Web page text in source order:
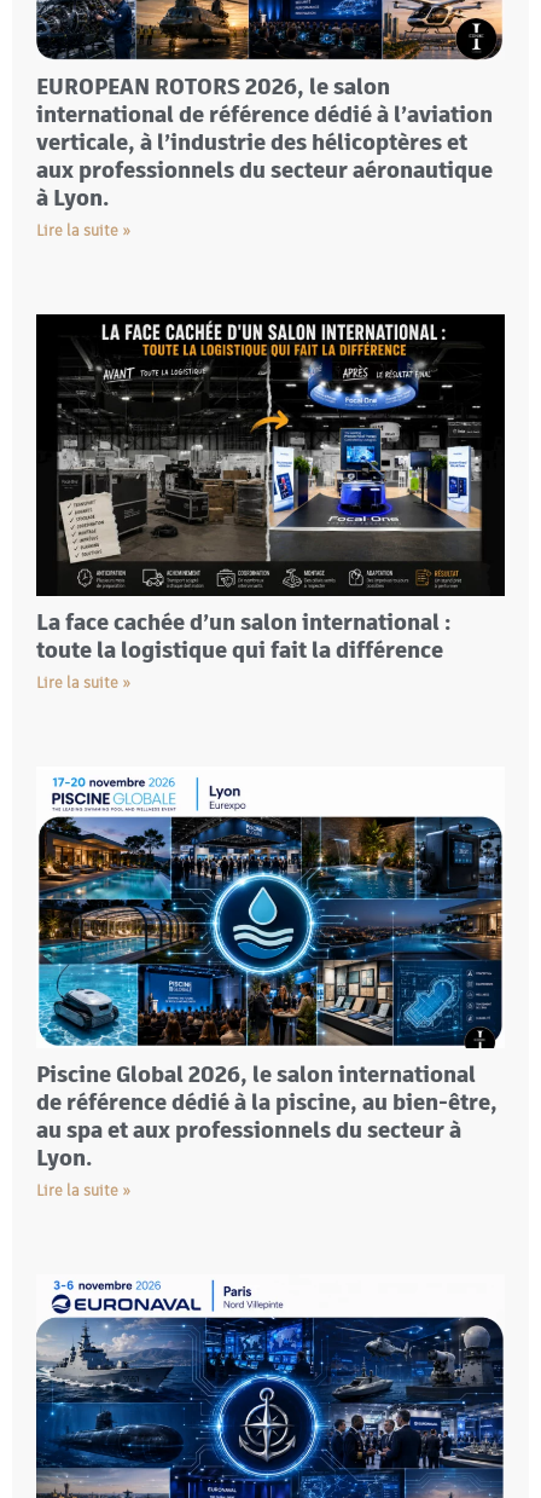
EUROPEAN ROTORS 2026, le salon
international de référence dédié à l’aviation
verticale, à l’industrie des hélicoptères et
aux professionnels du secteur aéronautique
à Lyon.
Lire la suite »
La face cachée d’un salon international :
toute la logistique qui fait la différence
Lire la suite »
Piscine Global 2026, le salon international
de référence dédié à la piscine, au bien-être,
au spa et aux professionnels du secteur à
Lyon.
Lire la suite »